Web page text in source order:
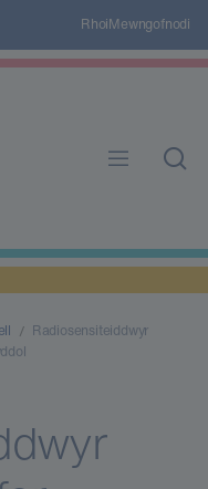
RhoiMewngofnodi
Radiosensiteiddwyr